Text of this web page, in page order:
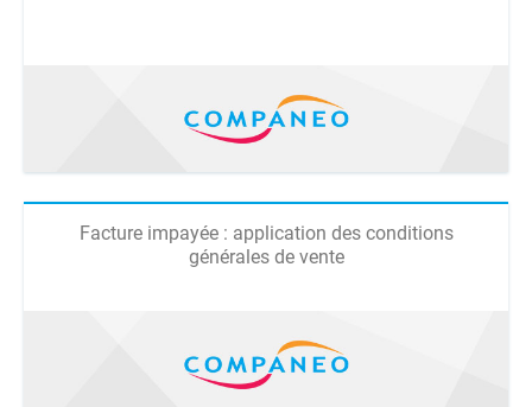
Facture impayée : application des conditions
générales de vente